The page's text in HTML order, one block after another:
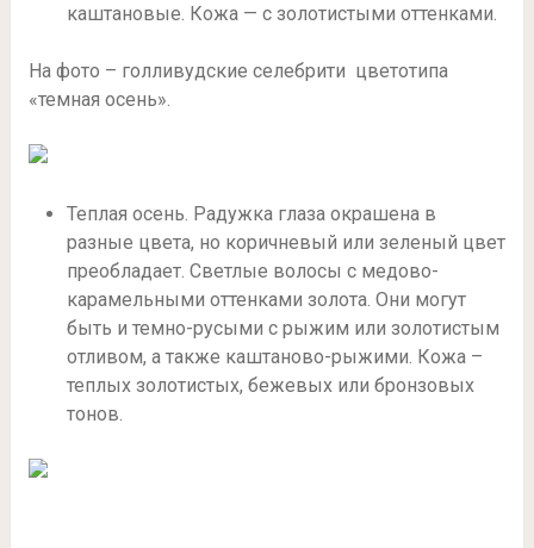
каштановые. Кожа — с золотистыми оттенками.
На фото – голливудские селебрити цветотипа
«темная осень».
Теплая осень. Радужка глаза окрашена в
разные цвета, но коричневый или зеленый цвет
преобладает. Светлые волосы с медово-
карамельными оттенками золота. Они могут
быть и темно-русыми с рыжим или золотистым
отливом, а также каштаново-рыжими. Кожа –
теплых золотистых, бежевых или бронзовых
тонов.